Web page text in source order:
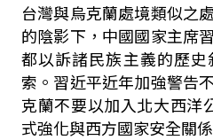
台灣與烏克蘭處境類似之
的陰影下，中國國家主席
都以訴諸民族主義的歷
索。習近平近年加強警告
克蘭不要以加入北大西洋
式強化與西方國家安全關